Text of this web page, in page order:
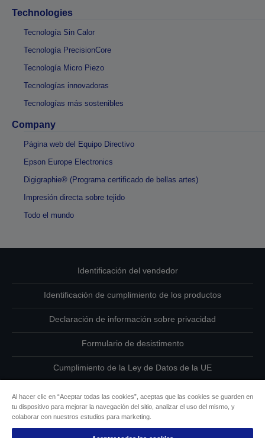
Technologies
Tecnología Sin Calor
Tecnología PrecisionCore
Tecnología Micro Piezo
Tecnologías innovadoras
Tecnologías más sostenibles
Company
Página web del Equipo Directivo
Epson Europe Electronics
Digigraphie® (Programa certificado de bellas artes)
Impresión directa sobre tejido
Todo el mundo
Identificación del vendedor
Identificación de cumplimiento de los productos
Declaración de información sobre privacidad
Formulario de desistimento
Cumplimiento de la Ley de Datos de la UE
Información sobre cookies
Al hacer clic en “Aceptar todas las cookies”, aceptas que las cookies se guarden en
tu dispositivo para mejorar la navegación del sitio, analizar el uso del mismo, y
colaborar con nuestros estudios para marketing.